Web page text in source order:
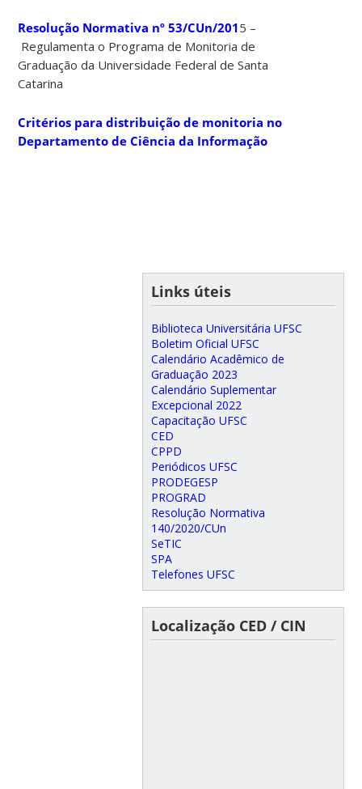
Resolução Normativa nº 53/CUn/2015 –
Regulamenta o Programa de Monitoria de
Graduação da Universidade Federal de Santa
Catarina
Critérios para distribuição de monitoria no
Departamento de Ciência da Informação
Links úteis
Biblioteca Universitária UFSC
Boletim Oficial UFSC
Calendário Acadêmico de
Graduação 2023
Calendário Suplementar
Excepcional 2022
Capacitação UFSC
CED
CPPD
Periódicos UFSC
PRODEGESP
PROGRAD
Resolução Normativa
140/2020/CUn
SeTIC
SPA
Telefones UFSC
Localização CED / CIN